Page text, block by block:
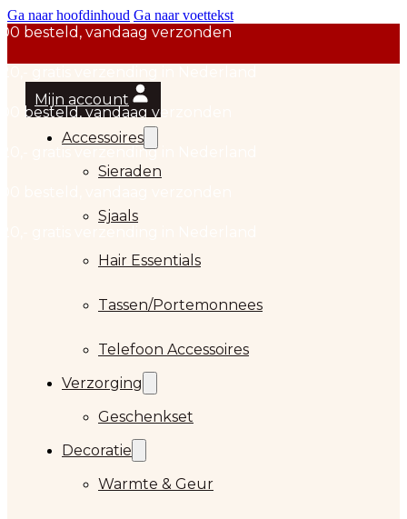
Ga naar hoofdinhoud Ga naar voettekst
Mijn account
Accessoires
Sieraden
Sjaals
Hair Essentials
Tassen/Portemonnees
Telefoon Accessoires
Verzorging
Geschenkset
Decoratie
Warmte & Geur